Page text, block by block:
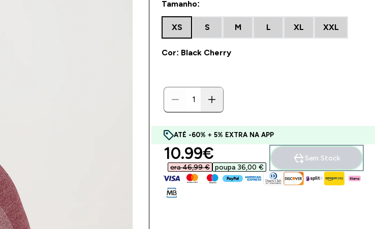
Tamanho:
XS S M L XL XXL
Cor: Black Cherry
ATÉ -60% + 5% EXTRA NA APP
discounted price
10.99€‎
era 46,99 €‎ poupa 36,00 €‎
Sem Stock